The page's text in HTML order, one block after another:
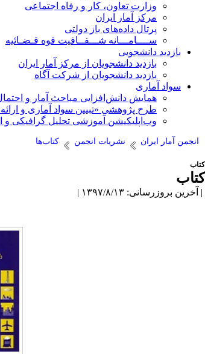
وزارت تعاون، کار و رفاه اجتماعی
مرکز آمار ایران
پرتال داده‌های باز دولتی
ســــامـــانه شـــفــافیت قوه قـضـائیه
بازدید دانشجویی
بازدید دانشجویان از مرکز آمار ایران
بازدید دانشجویان از شرکت آگاه
سواد آماری
همایش دانش‌افزایی مباحث آمار و
طرح پژوهشی «تبیین سواد آماری و
وب‌اپلیکیشن آموزشی تحلیل گرافیکی و
انجمن آمار ایران نشریات انجمن کتاب‌ها
کتاب
کتاب
| آخرین بروزرسانی: ۱۳۹۷/۸/۱۳ |